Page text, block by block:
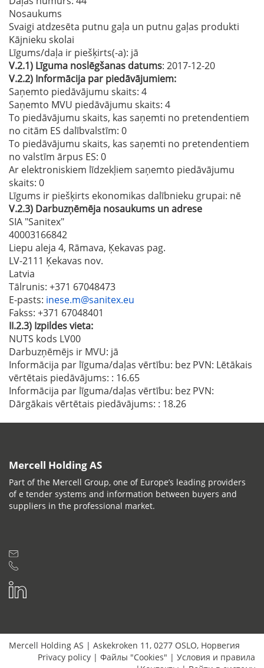
Nosaukums
Svaigi atdzesēta putnu gaļa un putnu gaļas produkti
Kājnieku skolai
Līgums/daļa ir piešķirts(-a): jā
V.2.1) Līguma noslēgšanas datums: 2017-12-20
V.2.2) Informācija par piedāvājumiem:
Saņemto piedāvājumu skaits: 4
Saņemto MVU piedāvājumu skaits: 4
To piedāvājumu skaits, kas saņemti no pretendentiem
no citām ES dalībvalstīm: 0
To piedāvājumu skaits, kas saņemti no pretendentiem
no valstīm ārpus ES: 0
Ar elektroniskiem līdzekļiem saņemto piedāvājumu
skaits: 0
Līgums ir piešķirts ekonomikas dalībnieku grupai: nē
V.2.3) Darbuzņēmēja nosaukums un adrese
SIA "Sanitex"
40003166842
Liepu aleja 4, Rāmava, Ķekavas pag.
LV-2111 Ķekavas nov.
Latvia
Tālrunis: +371 67048473
E-pasts: inese.m@sanitex.eu
Fakss: +371 67048401
II.2.3) Izpildes vieta:
NUTS kods LV00
Darbuzņēmējs ir MVU: jā
Informācija par līguma/daļas vērtību: bez PVN: Lētākais
vērtētais piedāvājums: : 16.65
Informācija par līguma/daļas vērtību: bez PVN:
Dārgākais vērtētais piedāvājums: : 18.26
Mercell Holding AS
Part of the Mercell Group, one of Europe’s leading providers
of e tender systems and information between buyers and
suppliers in the professional market.
Mercell Holding AS | Askekroken 11, 0277 OSLO, Норвегия
Privacy policy | Файлы "Cookies" | Условия и правила